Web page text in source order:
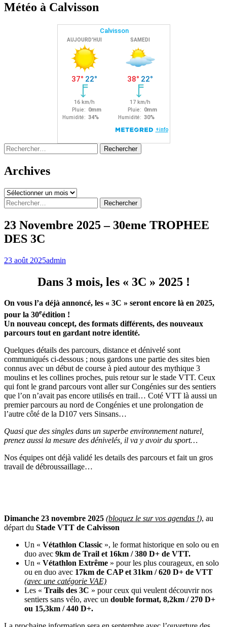
Météo à Calvisson
Rechercher :
Archives
Archives
Rechercher :
23 Novembre 2025 – 30eme TROPHEE
DES 3C
23 août 2025admin
Dans 3 mois, les « 3C » 2025 !
On vous l’a déjà annoncé, les « 3C » seront encore là en 2025,
pour la 30eédition !
Un nouveau concept, des formats différents, des nouveaux
parcours tout en gardant notre identité.
Quelques détails des parcours, distance et dénivelé sont
communiqués ci-dessous ; nous gardons une partie des sites bien
connus avec un début de course à pied autour des mythique 3
moulins et les collines proches, puis retour sur le stade VTT. Ceux
qui font le grand parcours vont aller sur Congénies sur des sentiers
que l’on n’avait pas encore utilisés en trail… Coté VTT là aussi un
premier parcours au nord de Congénies et une prolongation de
l’autre côté de la D107 vers Sinsans…
Quasi que des singles dans un superbe environnement naturel,
prenez aussi la mesure des dénivelés, il va y avoir du sport…
Nos équipes ont déjà validé les details des parcours et fait un gros
travail de débroussaillage…
Dimanche 23 novembre 2025 (bloquez le sur vos agendas !), au
départ du Stade VTT de Calvisson
Un « Vétathlon Classic », le format historique en solo ou en
duo avec 9km de Trail et 16km / 380 D+ de VTT.
Un « Vétathlon Extrême » pour les plus courageux, en solo
ou en duo avec 17km de CAP et 31km / 620 D+ de VTT
(avec une catégorie VAE)
Les « Trails des 3C » pour ceux qui veulent découvrir nos
sentiers sans vélo, avec un double format, 8,2km / 270 D+
ou 15,3km / 440 D+.